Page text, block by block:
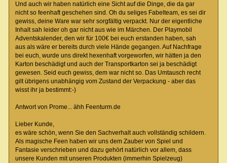
Und auch wir haben natürlich eine Sicht auf die Dinge, die da gar
nicht so feenhaft geschehen sind. Oh du seliges Fabelteam, es sei dir
gewiss, deine Ware war sehr sorgfältig verpackt. Nur der eigentliche
Inhalt sah leider oh gar nicht aus wie im Märchen. Der Playmobil
Adventskalender, den wir für 100€ bei euch erstanden haben, sah
aus als wäre er bereits durch viele Hände gegangen. Auf Nachfrage
bei euch, wurde uns direkt hexenhaft vorgeworfen, wir hätten ja den
Karton beschädigt und auch der Transportkarton sei ja beschädigt
gewesen. Seid euch gewiss, dem war nicht so. Das Umtausch recht
gilt übrigens unabhängig vom Zustand der Verpackung - aber das
wisst ihr ja bestimmt:-)
Antwort von Prome... ähh Feenturm.de
Lieber Kunde,
es wäre schön, wenn Sie den Sachverhalt auch vollständig schildern.
Als magische Feen haben wir uns dem Zauber von Spiel und
Fantasie verschrieben und dazu gehört natürlich vor allem, dass
unsere Kunden mit unseren Produkten (immerhin Spielzeug)